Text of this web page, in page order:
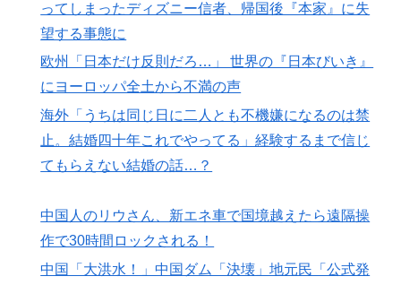
ってしまったディズニー信者、帰国後『本家』に失
望する事態に
欧州「日本だけ反則だろ…」 世界の『日本びいき』
にヨーロッパ全土から不満の声
海外「うちは同じ日に二人とも不機嫌になるのは禁
止。結婚四十年これでやってる」経験するまで信じ
てもらえない結婚の話…？
中国人のリウさん、新エネ車で国境越えたら遠隔操
作で30時間ロックされる！
中国「大洪水！」中国ダム「決壊」地元民「公式発